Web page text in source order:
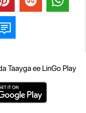
Taayga ee LinGo Play